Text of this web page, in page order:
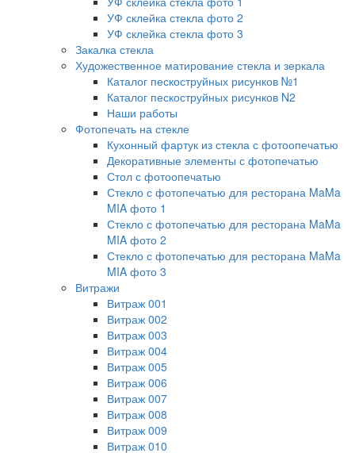
УФ склейка стекла фото 2
УФ склейка стекла фото 3
Закалка стекла
Художественное матирование стекла и зеркала
Каталог пескоструйных рисунков №1
Каталог пескоструйных рисунков N2
Наши работы
Фотопечать на стекле
Кухонный фартук из стекла с фотоопечатью
Декоративные элементы с фотопечатью
Стол с фотоопечатью
Стекло с фотопечатью для ресторана MaMa
MIA фото 1
Стекло с фотопечатью для ресторана MaMa
MIA фото 2
Стекло с фотопечатью для ресторана MaMa
MIA фото 3
Витражи
Витраж 001
Витраж 002
Витраж 003
Витраж 004
Витраж 005
Витраж 006
Витраж 007
Витраж 008
Витраж 009
Витраж 010